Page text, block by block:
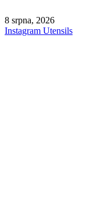
to
content
8 srpna, 2026
Instagram Utensils